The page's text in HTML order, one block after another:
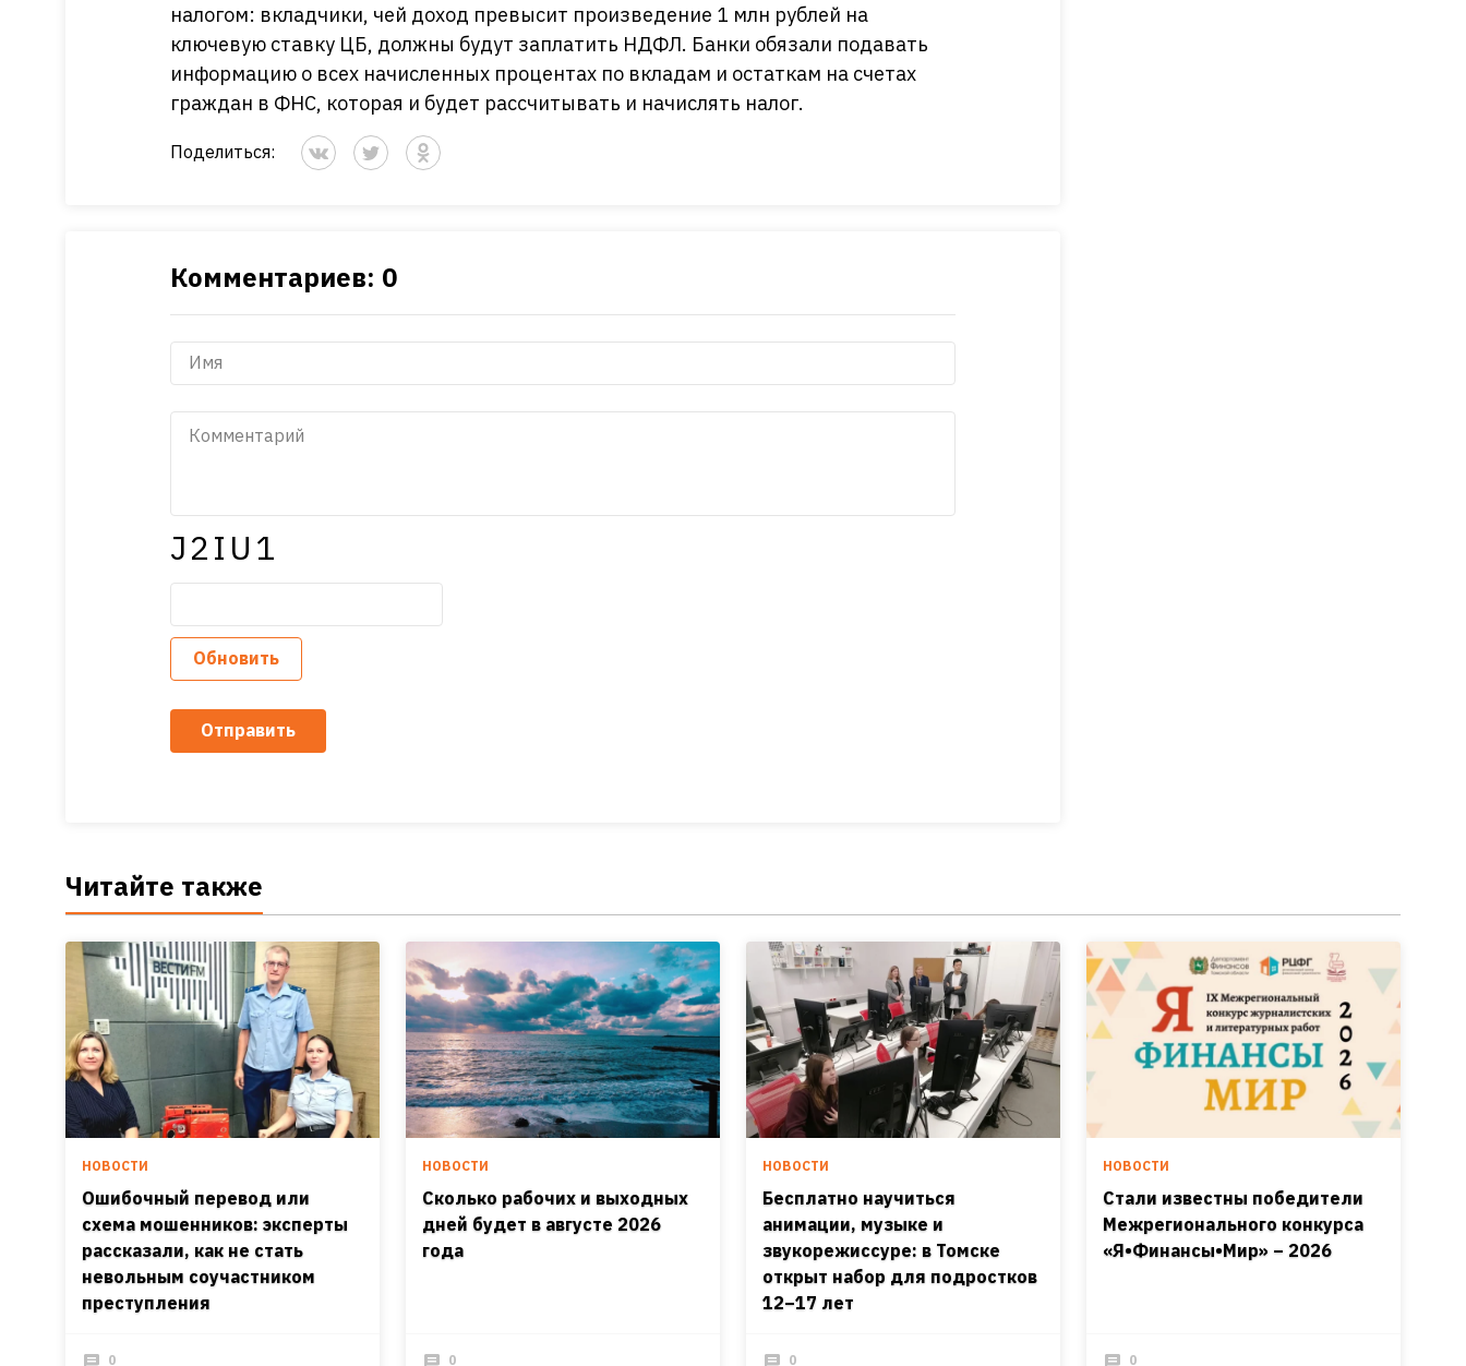
налогом: вкладчики, чей доход превысит произведение 1 млн рублей на
ключевую ставку ЦБ, должны будут заплатить НДФЛ. Банки обязали подавать
информацию о всех начисленных процентах по вкладам и остаткам на счетах
граждан в ФНС, которая и будет рассчитывать и начислять налог.
Поделиться:
Комментариев: 0
J2IU1
Обновить
Отправить
Читайте также
НОВОСТИ
Ошибочный перевод или
схема мошенников: эксперты
рассказали, как не стать
невольным соучастником
преступления
0
НОВОСТИ
Сколько рабочих и выходных
дней будет в августе 2026
года
0
НОВОСТИ
Бесплатно научиться
анимации, музыке и
звукорежиссуре: в Томске
открыт набор для подростков
12–17 лет
0
НОВОСТИ
Стали известны победители
Межрегионального конкурса
«Я•Финансы•Мир» – 2026
0